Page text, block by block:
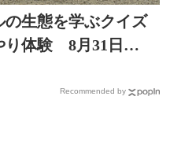
生態を学ぶクイズ
体験 8月31日ま
Recommended by